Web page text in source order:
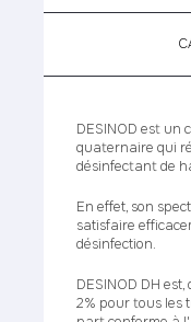
DESINOD est un
quaternaire qui
désinfectant de
En effet, son
satisfaire
désinfection.
DESINOD DH
2% pour tous les